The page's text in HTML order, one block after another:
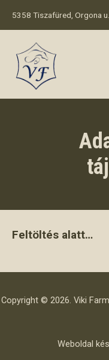
5358 Tiszafüred, Orgona u.
Feltöltés alatt…
Copyright © 2026. Viki
Weboldal